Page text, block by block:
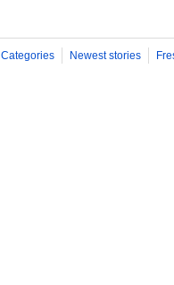
Categories Newest stories